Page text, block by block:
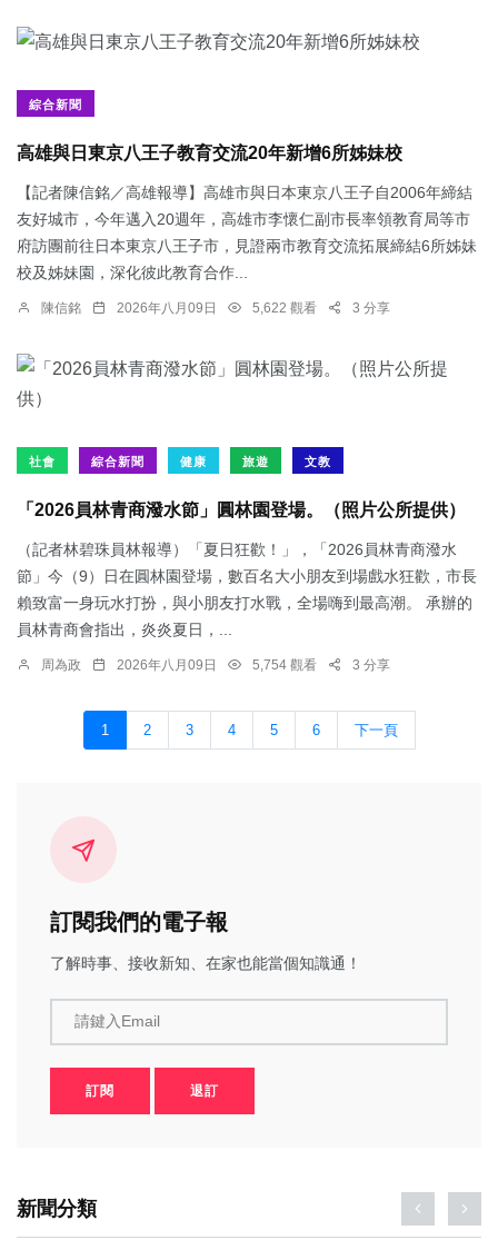
綜合新聞
高雄與日東京八王子教育交流20年新增6所姊妹校
【記者陳信銘／高雄報導】高雄市與日本東京八王子自2006年締結
友好城市，今年邁入20週年，高雄市李懷仁副市長率領教育局等市
府訪團前往日本東京八王子市，見證兩市教育交流拓展締結6所姊妹
校及姊妹園，深化彼此教育合作...
陳信銘 2026年八月09日 5,622 觀看 3 分享
社會 綜合新聞 健康 旅遊 文教
「2026員林青商潑水節」圓林園登場。（照片公所提供）
（記者林碧珠員林報導）「夏日狂歡！」，「2026員林青商潑水
節」今（9）日在圓林園登場，數百名大小朋友到場戲水狂歡，市長
賴致富一身玩水打扮，與小朋友打水戰，全場嗨到最高潮。 承辦的
員林青商會指出，炎炎夏日，...
周為政 2026年八月09日 5,754 觀看 3 分享
1 2 3 4 5 6 下一頁
訂閱我們的電子報
了解時事、接收新知、在家也能當個知識通！
請鍵入Email
訂閱 退訂
新聞分類